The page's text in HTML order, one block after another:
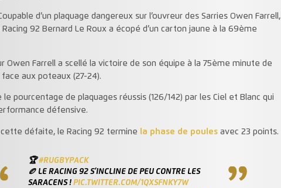
d’un plaquage dangereux sur l’ouvreur des Sarries Owen Farrell,
92 Bernard Le Roux a écopé d’un carton jaune à la 69ème
Owen Farrell a scellé la victoire de son équipe à la 75ème minute de
aux poteaux (27-24).
le pourcentage de plaquages réussis (126/142) par les Ciel et Blanc qui
défensive.
cette défaite, le Racing 92 termine la phase de poules avec 23 points.
🏆#RUGBYPACK
🏉 LE RACING 92 S’INCLINE DE PEU CONTRE LES
SARACENS ! PIC.TWITTER.COM/1QXSFNKY7W